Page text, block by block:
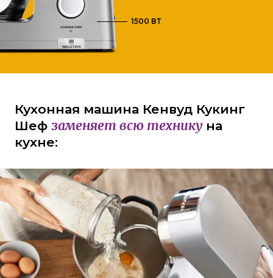
1500 ВТ
Кухонная машина Кенвуд Кукинг
Шеф заменяет всю технику на
кухне: